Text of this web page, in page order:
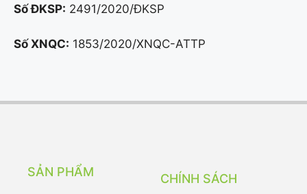
Số ĐKSP: 2491/2020/ĐKSP
Số XNQC: 1853/2020/XNQC-ATTP
SẢN PHẨM CHÍNH SÁCH